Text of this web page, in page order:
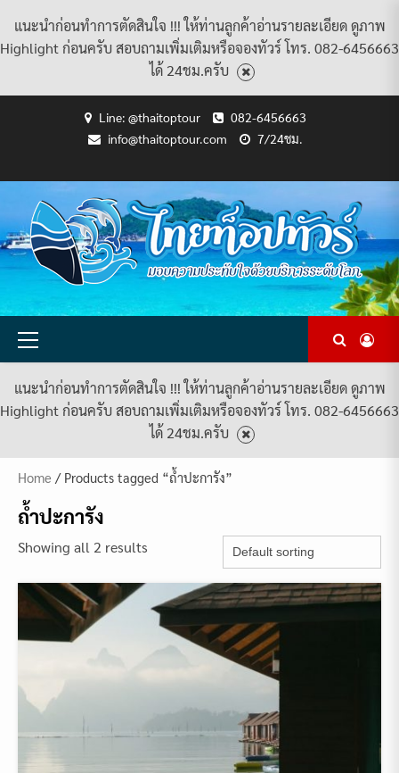
แนะนำก่อนทำการตัดสินใจ !!! ให้ท่านลูกค้าอ่านรายละเอียด ดูภาพ
Highlight ก่อนครับ สอบถามเพิ่มเติมหรือจองทัวร์ โทร. 082-6456663
ได้ 24ชม.ครับ
Line: @thaitoptour
082-6456663
info@thaitoptour.com
7/24ชม.
ACCOUNT
POLICY
AND
CONDITIONS
แพ็คเกจ
ทัวร์
ทั้งหมด
สู่
ไทย
ท็อป
ทัวร์
เราทั้งหมด
Primary
แนะนำก่อนทำการตัดสินใจ !!! ให้ท่านลูกค้าอ่านรายละเอียด ดูภาพ
Highlight ก่อนครับ สอบถามเพิ่มเติมหรือจองทัวร์ โทร. 082-6456663
ได้ 24ชม.ครับ
Home / Products tagged “ถ้ำปะการัง”
ถ้ำปะการัง
Showing all 2 results